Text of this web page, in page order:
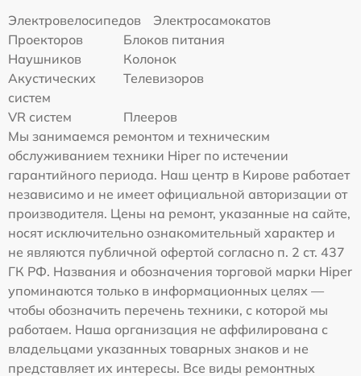
Электровелосипедов
Электросамокатов
Проекторов
Блоков питания
Наушников
Колонок
Акустических
систем
Телевизоров
VR систем
Плееров
Мы занимаемся ремонтом и техническим
обслуживанием техники Hiper по истечении
гарантийного периода. Наш центр в Кирове работает
независимо и не имеет официальной авторизации от
производителя. Цены на ремонт, указанные на сайте,
носят исключительно ознакомительный характер и
не являются публичной офертой согласно п. 2 ст. 437
ГК РФ. Названия и обозначения торговой марки Hiper
упоминаются только в информационных целях —
чтобы обозначить перечень техники, с которой мы
работаем. Наша организация не аффилирована с
владельцами указанных товарных знаков и не
представляет их интересы. Все виды ремонтных